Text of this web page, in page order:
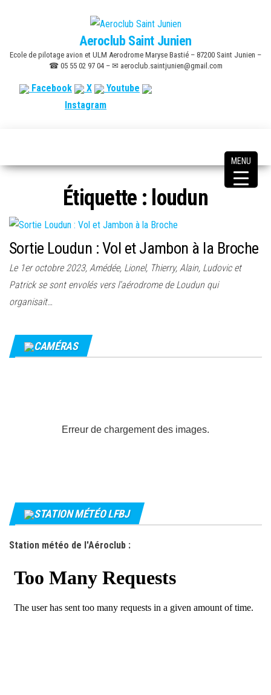
content
Aeroclub Saint Junien
Ecole de pilotage avion et ULM Aerodrome Maryse Bastié – 87200 Saint Junien –
☎ 05 55 02 97 04 – ✉ aeroclub.saintjunien@gmail.com
Facebook X
Youtube
Instagram
Étiquette : loudun
Sortie Loudun : Vol et Jambon à la Broche
Le 1er octobre 2023, Amédée, Lionel, Thierry, Alain, Ludovic et
Patrick se sont envolés vers l’aérodrome de Loudun qui
organisait…
CAMÉRAS
Erreur de chargement des images.
STATION MÉTÉO LFBJ
Station météo de l'Aéroclub :
MENU